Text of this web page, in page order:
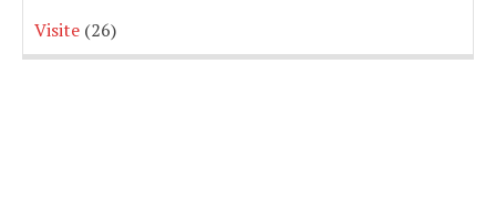
Visite (26)